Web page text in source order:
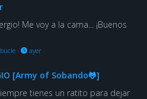
Me voy a la cama... ¡Buenos
· ayer
[Army of Sobando🐸]
tienes un ratito para dejar